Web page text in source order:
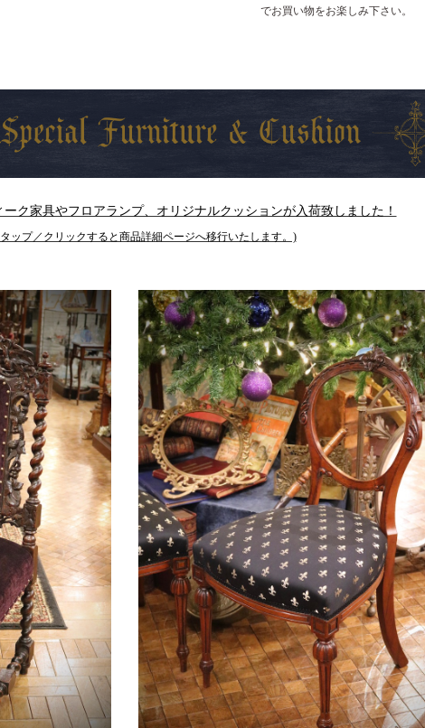
でお買い物をお楽しみ下さい。
ク家具やフロアランプ、オリジナルクッションが入荷致しました！
ップ／クリックすると商品詳細ページへ移行いたします。)